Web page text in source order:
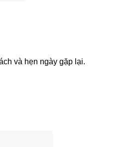
và hẹn ngày gặp lại.